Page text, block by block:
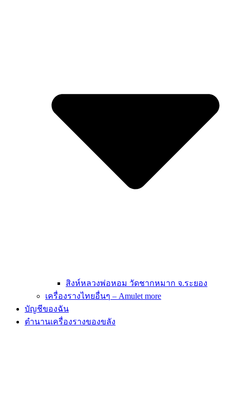
สิงห์หลวงพ่อหอม วัดชากหมาก จ.ระยอง
เครื่องรางไทยอื่นๆ – Amulet more
บัญชีของฉัน
ตำนานเครื่องรางของขลัง